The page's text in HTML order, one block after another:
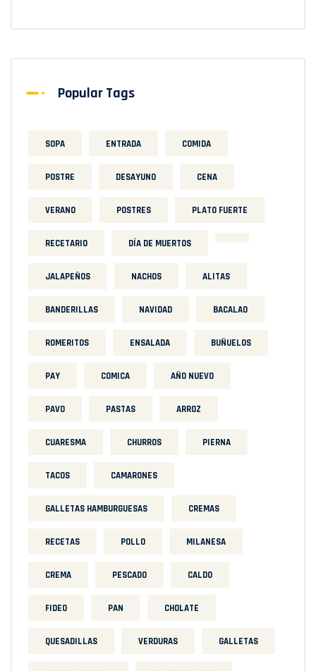
Popular Tags
SOPA ENTRADA COMIDA
POSTRE DESAYUNO CENA
VERANO POSTRES PLATO FUERTE
RECETARIO DÍA DE MUERTOS
JALAPEÑOS NACHOS ALITAS
BANDERILLAS NAVIDAD BACALAO
ROMERITOS ENSALADA BUÑUELOS
PAY COMICA AÑO NUEVO
PAVO PASTAS ARROZ
CUARESMA CHURROS PIERNA
TACOS CAMARONES
GALLETAS HAMBURGUESAS CREMAS
RECETAS POLLO MILANESA
CREMA PESCADO CALDO
FIDEO PAN CHOLATE
QUESADILLAS VERDURAS GALLETAS